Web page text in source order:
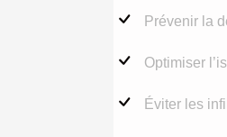
Prévenir la
Optimiser
Éviter les